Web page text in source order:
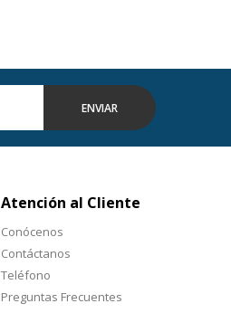
ENVIAR
Atención al Cliente
Conócenos
Contáctanos
Teléfono
Preguntas Frecuentes